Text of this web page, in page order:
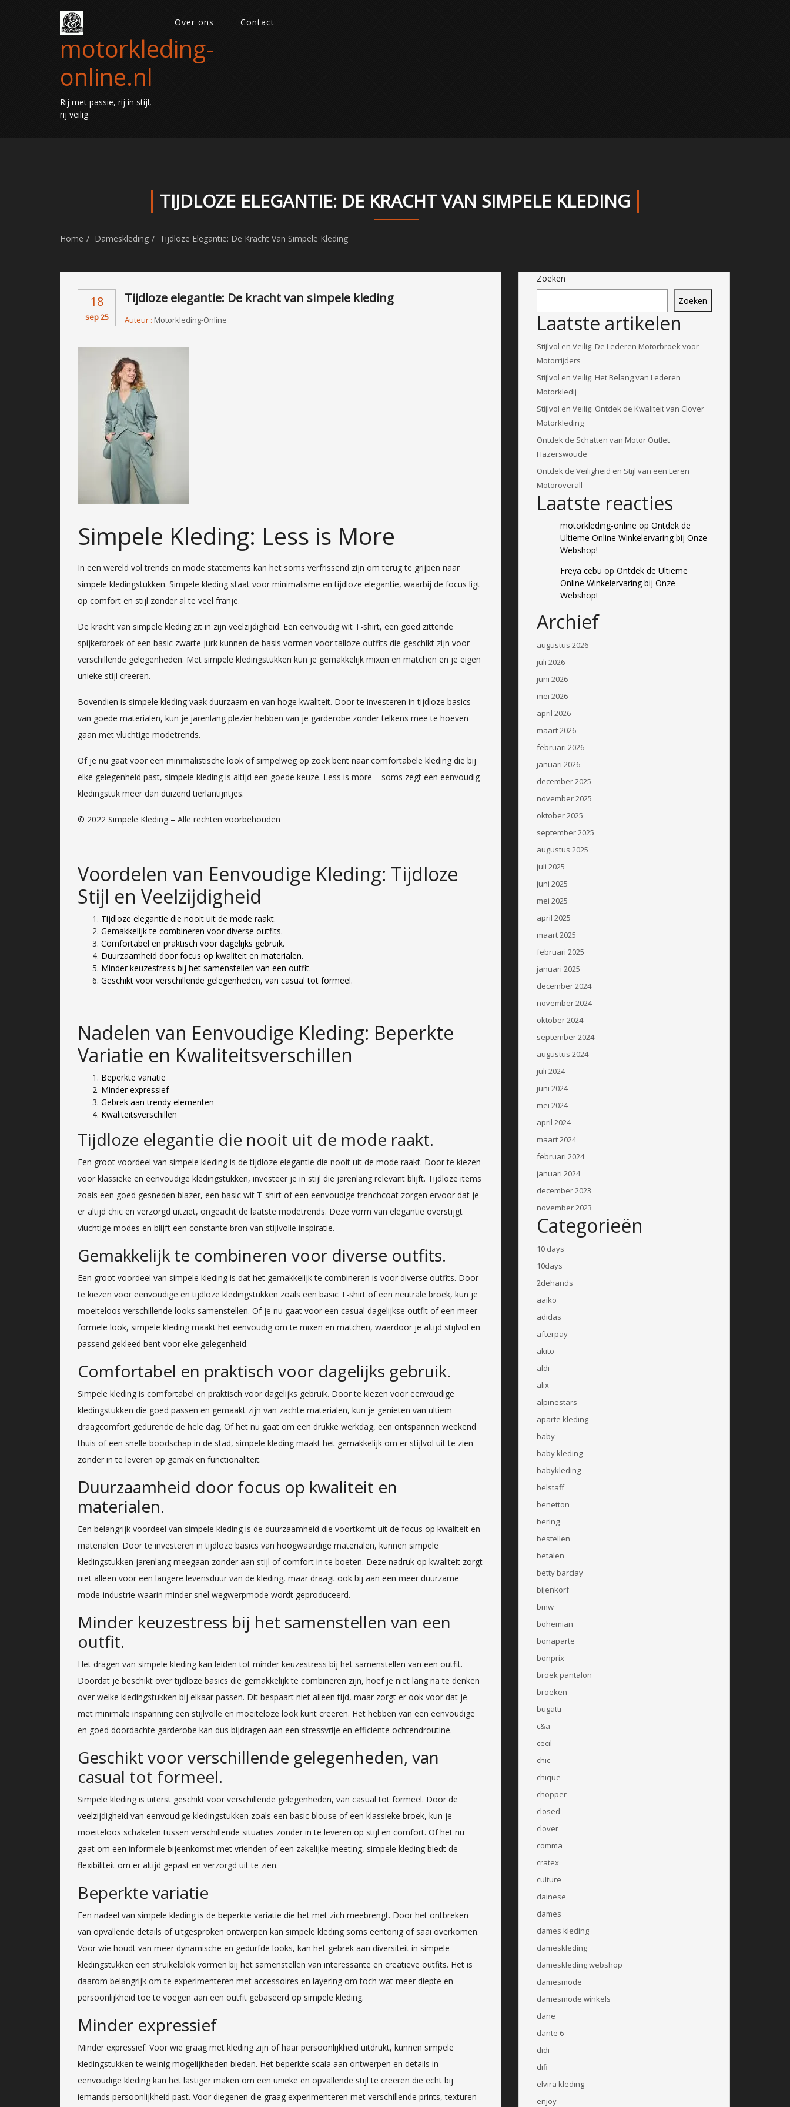
motorkleding-
online.nl
Rij met passie, rij in stijl,
rij veilig
Over ons Contact
TIJDLOZE ELEGANTIE: DE KRACHT VAN SIMPELE KLEDING
Home Dameskleding Tijdloze Elegantie: De Kracht Van Simpele Kleding
18
sep 25
Tijdloze elegantie: De kracht van simpele kleding
Auteur : Motorkleding-Online
Simpele Kleding: Less is More
In een wereld vol trends en mode statements kan het soms verfrissend zijn om terug te grijpen naar
simpele kledingstukken. Simpele kleding staat voor minimalisme en tijdloze elegantie, waarbij de focus ligt
op comfort en stijl zonder al te veel franje.
De kracht van simpele kleding zit in zijn veelzijdigheid. Een eenvoudig wit T-shirt, een goed zittende
spijkerbroek of een basic zwarte jurk kunnen de basis vormen voor talloze outfits die geschikt zijn voor
verschillende gelegenheden. Met simpele kledingstukken kun je gemakkelijk mixen en matchen en je eigen
unieke stijl creëren.
Bovendien is simpele kleding vaak duurzaam en van hoge kwaliteit. Door te investeren in tijdloze basics
van goede materialen, kun je jarenlang plezier hebben van je garderobe zonder telkens mee te hoeven
gaan met vluchtige modetrends.
Of je nu gaat voor een minimalistische look of simpelweg op zoek bent naar comfortabele kleding die bij
elke gelegenheid past, simpele kleding is altijd een goede keuze. Less is more – soms zegt een eenvoudig
kledingstuk meer dan duizend tierlantijntjes.
© 2022 Simpele Kleding – Alle rechten voorbehouden
Voordelen van Eenvoudige Kleding: Tijdloze
Stijl en Veelzijdigheid
Tijdloze elegantie die nooit uit de mode raakt.
Gemakkelijk te combineren voor diverse outfits.
Comfortabel en praktisch voor dagelijks gebruik.
Duurzaamheid door focus op kwaliteit en materialen.
Minder keuzestress bij het samenstellen van een outfit.
Geschikt voor verschillende gelegenheden, van casual tot formeel.
Nadelen van Eenvoudige Kleding: Beperkte
Variatie en Kwaliteitsverschillen
Beperkte variatie
Minder expressief
Gebrek aan trendy elementen
Kwaliteitsverschillen
Tijdloze elegantie die nooit uit de mode raakt.
Een groot voordeel van simpele kleding is de tijdloze elegantie die nooit uit de mode raakt. Door te kiezen
voor klassieke en eenvoudige kledingstukken, investeer je in stijl die jarenlang relevant blijft. Tijdloze items
zoals een goed gesneden blazer, een basic wit T-shirt of een eenvoudige trenchcoat zorgen ervoor dat je
er altijd chic en verzorgd uitziet, ongeacht de laatste modetrends. Deze vorm van elegantie overstijgt
vluchtige modes en blijft een constante bron van stijlvolle inspiratie.
Gemakkelijk te combineren voor diverse outfits.
Een groot voordeel van simpele kleding is dat het gemakkelijk te combineren is voor diverse outfits. Door
te kiezen voor eenvoudige en tijdloze kledingstukken zoals een basic T-shirt of een neutrale broek, kun je
moeiteloos verschillende looks samenstellen. Of je nu gaat voor een casual dagelijkse outfit of een meer
formele look, simpele kleding maakt het eenvoudig om te mixen en matchen, waardoor je altijd stijlvol en
passend gekleed bent voor elke gelegenheid.
Comfortabel en praktisch voor dagelijks gebruik.
Simpele kleding is comfortabel en praktisch voor dagelijks gebruik. Door te kiezen voor eenvoudige
kledingstukken die goed passen en gemaakt zijn van zachte materialen, kun je genieten van ultiem
draagcomfort gedurende de hele dag. Of het nu gaat om een drukke werkdag, een ontspannen weekend
thuis of een snelle boodschap in de stad, simpele kleding maakt het gemakkelijk om er stijlvol uit te zien
zonder in te leveren op gemak en functionaliteit.
Duurzaamheid door focus op kwaliteit en
materialen.
Een belangrijk voordeel van simpele kleding is de duurzaamheid die voortkomt uit de focus op kwaliteit en
materialen. Door te investeren in tijdloze basics van hoogwaardige materialen, kunnen simpele
kledingstukken jarenlang meegaan zonder aan stijl of comfort in te boeten. Deze nadruk op kwaliteit zorgt
niet alleen voor een langere levensduur van de kleding, maar draagt ook bij aan een meer duurzame
mode-industrie waarin minder snel wegwerpmode wordt geproduceerd.
Minder keuzestress bij het samenstellen van een
outfit.
Het dragen van simpele kleding kan leiden tot minder keuzestress bij het samenstellen van een outfit.
Doordat je beschikt over tijdloze basics die gemakkelijk te combineren zijn, hoef je niet lang na te denken
over welke kledingstukken bij elkaar passen. Dit bespaart niet alleen tijd, maar zorgt er ook voor dat je
met minimale inspanning een stijlvolle en moeiteloze look kunt creëren. Het hebben van een eenvoudige
en goed doordachte garderobe kan dus bijdragen aan een stressvrije en efficiënte ochtendroutine.
Geschikt voor verschillende gelegenheden, van
casual tot formeel.
Simpele kleding is uiterst geschikt voor verschillende gelegenheden, van casual tot formeel. Door de
veelzijdigheid van eenvoudige kledingstukken zoals een basic blouse of een klassieke broek, kun je
moeiteloos schakelen tussen verschillende situaties zonder in te leveren op stijl en comfort. Of het nu
gaat om een informele bijeenkomst met vrienden of een zakelijke meeting, simpele kleding biedt de
flexibiliteit om er altijd gepast en verzorgd uit te zien.
Beperkte variatie
Een nadeel van simpele kleding is de beperkte variatie die het met zich meebrengt. Door het ontbreken
van opvallende details of uitgesproken ontwerpen kan simpele kleding soms eentonig of saai overkomen.
Voor wie houdt van meer dynamische en gedurfde looks, kan het gebrek aan diversiteit in simpele
kledingstukken een struikelblok vormen bij het samenstellen van interessante en creatieve outfits. Het is
daarom belangrijk om te experimenteren met accessoires en layering om toch wat meer diepte en
persoonlijkheid toe te voegen aan een outfit gebaseerd op simpele kleding.
Minder expressief
Minder expressief: Voor wie graag met kleding zijn of haar persoonlijkheid uitdrukt, kunnen simpele
kledingstukken te weinig mogelijkheden bieden. Het beperkte scala aan ontwerpen en details in
eenvoudige kleding kan het lastiger maken om een unieke en opvallende stijl te creëren die echt bij
iemands persoonlijkheid past. Voor diegenen die graag experimenteren met verschillende prints, texturen
Zoeken
Zoeken
Laatste artikelen
Stijlvol en Veilig: De Lederen Motorbroek voor
Motorrijders
Stijlvol en Veilig: Het Belang van Lederen
Motorkledij
Stijlvol en Veilig: Ontdek de Kwaliteit van Clover
Motorkleding
Ontdek de Schatten van Motor Outlet
Hazerswoude
Ontdek de Veiligheid en Stijl van een Leren
Motoroverall
Laatste reacties
motorkleding-online op Ontdek de
Ultieme Online Winkelervaring bij Onze
Webshop!
Freya cebu op Ontdek de Ultieme
Online Winkelervaring bij Onze
Webshop!
Archief
augustus 2026
juli 2026
juni 2026
mei 2026
april 2026
maart 2026
februari 2026
januari 2026
december 2025
november 2025
oktober 2025
september 2025
augustus 2025
juli 2025
juni 2025
mei 2025
april 2025
maart 2025
februari 2025
januari 2025
december 2024
november 2024
oktober 2024
september 2024
augustus 2024
juli 2024
juni 2024
mei 2024
april 2024
maart 2024
februari 2024
januari 2024
december 2023
november 2023
Categorieën
10 days
10days
2dehands
aaiko
adidas
afterpay
akito
aldi
alix
alpinestars
aparte kleding
baby
baby kleding
babykleding
belstaff
benetton
bering
bestellen
betalen
betty barclay
bijenkorf
bmw
bohemian
bonaparte
bonprix
broek pantalon
broeken
bugatti
c&a
cecil
chic
chique
chopper
closed
clover
comma
cratex
culture
dainese
dames
dames kleding
dameskleding
dameskleding webshop
damesmode
damesmode winkels
dane
dante 6
didi
difi
elvira kleding
enjoy